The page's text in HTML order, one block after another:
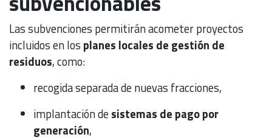
Las subvenciones permitirán acometer proyectos
incluidos en los planes locales de gestión de
residuos, como:
recogida separada de nuevas fracciones,
implantación desistemas de pago por
generación,